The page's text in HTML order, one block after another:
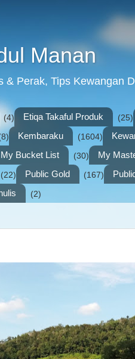
Manan
& Perak, Tips Kewangan
(4) Etiqa Takaful Produk (25)
Kembaraku (1604)
My Bucket List (30) My
(22) Public Gold (167)
(2)